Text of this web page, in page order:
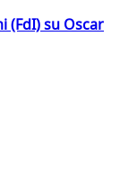
(FdI) su Oscar